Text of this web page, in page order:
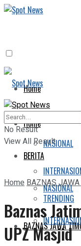
Home
BERITA
NASIONAL
TRENDING
BAZNAS JAWA
Home
BERITA
NASIONAL
No Result
View All Result
HomeBAZNAS
Baznas
UPZ Masjid